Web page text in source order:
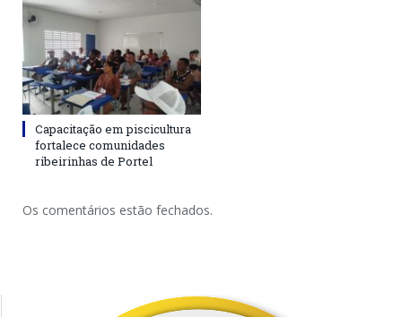
Capacitação em piscicultura
fortalece comunidades
ribeirinhas de Portel
Os comentários estão fechados.